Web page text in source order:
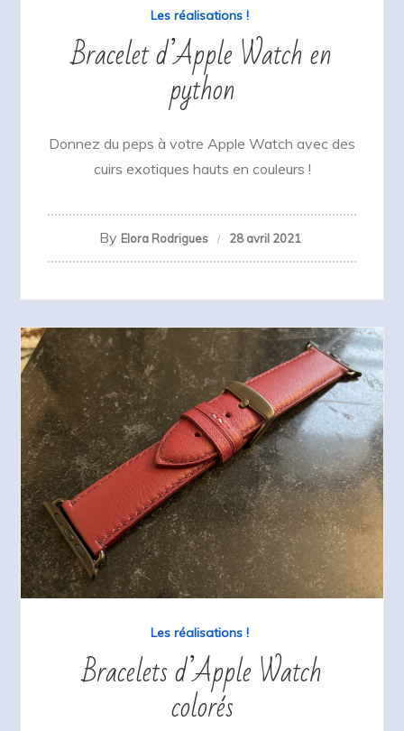
Les réalisations !
Bracelet d’Apple Watch en
python
Donnez du peps à votre Apple Watch avec des
cuirs exotiques hauts en couleurs !
By Elora Rodrigues 28 avril 2021
Les réalisations !
Bracelets d’Apple Watch
colorés